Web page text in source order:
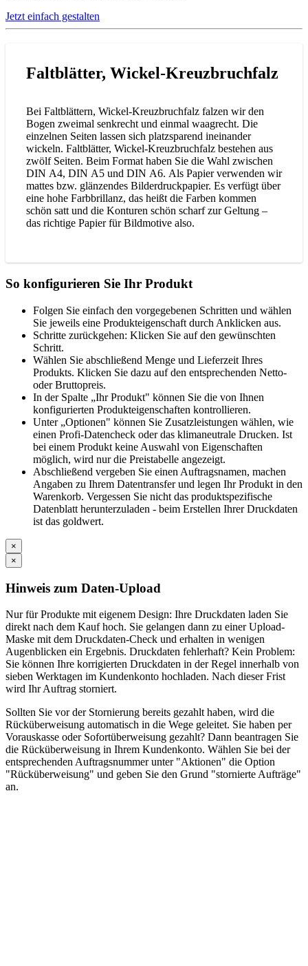
Jetzt einfach gestalten
Faltblätter, Wickel-Kreuzbruchfalz
Bei Faltblättern, Wickel-Kreuzbruchfalz falzen wir den
Bogen zweimal senkrecht und einmal waagrecht. Die
einzelnen Seiten lassen sich platzsparend ineinander
wickeln. Faltblätter, Wickel-Kreuzbruchfalz bestehen aus
zwölf Seiten. Beim Format haben Sie die Wahl zwischen
DIN A4, DIN A5 und DIN A6. Als Papier verwenden wir
mattes bzw. glänzendes Bilderdruckpapier. Es verfügt über
eine hohe Farbbrillanz, das heißt die Farben kommen
schön satt und die Konturen schön scharf zur Geltung –
das richtige Papier für Bildmotive also.
So konfigurieren Sie Ihr Produkt
Folgen Sie einfach den vorgegebenen Schritten und wählen
Sie jeweils eine Produkteigenschaft durch Anklicken aus.
Schritte zurückgehen: Klicken Sie auf den gewünschten
Schritt.
Wählen Sie abschließend Menge und Lieferzeit Ihres
Produkts. Klicken Sie dazu auf den entsprechenden Netto-
oder Bruttopreis.
In der Spalte „Ihr Produkt" können Sie die von Ihnen
konfigurierten Produkteigenschaften kontrollieren.
Unter „Optionen" können Sie Zusatzleistungen wählen, wie
einen Profi-Datencheck oder das klimaneutrale Drucken. Ist
bei einem Produkt keine Auswahl von Eigenschaften
möglich, wird nur die Preistabelle angezeigt.
Abschließend vergeben Sie einen Auftragsnamen, machen
Angaben zu Ihrem Datentransfer und legen Ihr Produkt in den
Warenkorb. Vergessen Sie nicht das produktspezifische
Datenblatt herunterzuladen - beim Erstellen Ihrer Druckdaten
ist das goldwert.
×
×
Hinweis zum Daten-Upload
Nur für Produkte mit eigenem Design: Ihre Druckdaten laden Sie
direkt nach dem Kauf hoch. Sie gelangen dann zu einer Upload-
Maske mit dem Druckdaten-Check und erhalten in wenigen
Augenblicken ein Ergebnis. Druckdaten fehlerhaft? Kein Problem:
Sie können Ihre korrigierten Druckdaten in der Regel innerhalb von
sieben Werktagen im Kundenkonto hochladen. Nach dieser Frist
wird Ihr Auftrag storniert.
Sollten Sie vor der Stornierung bereits gezahlt haben, wird die
Rücküberweisung automatisch in die Wege geleitet. Sie haben per
Vorauskasse oder Sofortüberweisung gezahlt? Dann beantragen Sie
die Rücküberweisung in Ihrem Kundenkonto. Wählen Sie bei der
entsprechenden Auftragsnummer unter "Aktionen" die Option
"Rücküberweisung" und geben Sie den Grund "stornierte Aufträge"
an.